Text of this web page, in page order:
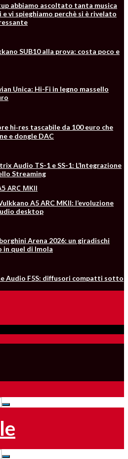
abbiamo ascoltato tanta musica
e vi spieghiamo perchè si è rivelato
SUB10 alla prova: costa poco e
Unica: Hi-Fi in legno massello
hi‑res tascabile da 100 euro che
e dongle DAC
Audio TS-1 e SS-1: L’Integrazione
Streaming
A5 ARC MKII: l’evoluzione
desktop
Arena 2026: un giradischi
quel di Imola
Audio F5S: diffusori compatti sotto